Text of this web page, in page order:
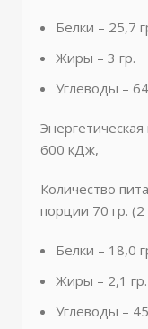
Белки – 25,7
Жиры – 3 гр.
Углеводы –
600 кДж,
Количество
порции 70 гр.
Белки – 18,0
Жиры – 2,1 гр.
Углеводы –